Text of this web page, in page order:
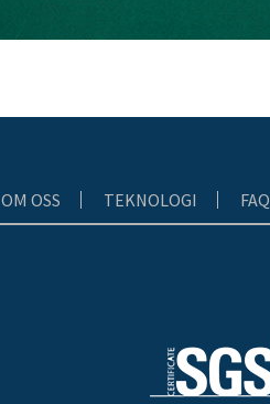
OM OSS TEKNOLOGI FAQ